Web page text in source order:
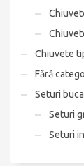
Chiuvete
Fără
Seturi
Seturi
Seturi